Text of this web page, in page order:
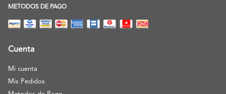
METODOS DE PAGO
Cuenta
Mi cuenta
Mis Pedidos